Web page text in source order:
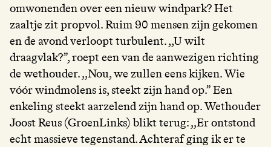
omwonenden over een nieuw windpark? Het
zaaltje zit propvol. Ruim 90 mensen zijn gekomen
en de avond verloopt turbulent. ,,U wilt
draagvlak?”, roept een van de aanwezigen richting
de wethouder. ,,Nou, we zullen eens kijken. Wie
vóór windmolens is, steekt zijn hand op.” Een
enkeling steekt aarzelend zijn hand op. Wethouder
Joost Reus (GroenLinks) blikt terug: ,,Er ontstond
echt massieve tegenstand. Achteraf ging ik er te